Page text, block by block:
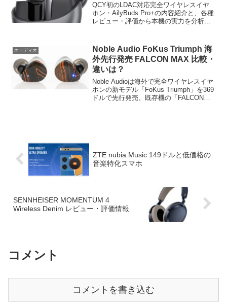
QCY初のLDAC対応完全ワイヤレスイヤ
ホン・AilyBuds Pro+の内容紹介と、各種
レビュー・評価から本機の実力を分析・
オーディオ
Noble Audio FoKus Triumph 海
外先行発売 FALCON MAX 比較・
違いは？
Noble Audioは海外で完全ワイヤレスイヤ
ホンの新モデル「FoKus Triumph」を369
ドルで先行発売。既存機の「FALCON
ZTE nubia Music 149ドルと低価格の
音楽特化スマホ
SENNHEISER MOMENTUM 4
Wireless Denim レビュー・評価情報
コメント
コメントを書き込む